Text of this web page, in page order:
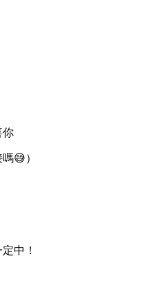
你
😅）
中！